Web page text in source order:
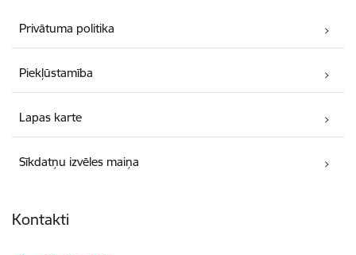
Privātuma politika
Piekļūstamība
Lapas karte
Sīkdatņu izvēles maiņa
Kontakti